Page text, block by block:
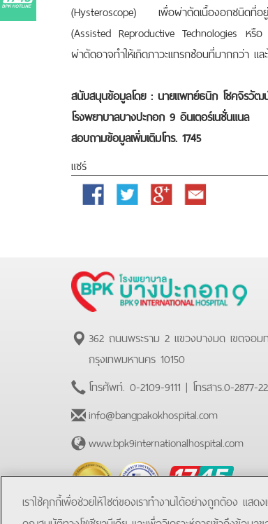
(Hysteroscope) เพื่อผ่าตัดเนื้องอกชนิดที่อยู่
(Assisted Reproductive Technologies หรื
ผ่าตัดอาจทำให้เกิดภาวะแทรกซ้อนที่มากกว่า แล
สนับสนุนข้อมูลโดย : นายแพทย์ธนิก โชคจิรวัฒ
โรงพยาบาลบางปะกอก 9 อินเตอร์เนชั่นแนล
สอบถามข้อมูลเพิ่มเติมโทร. 1745
แชร์
Facebook Twitter
Google
Email
362 ถนนพระราม 2 แขวงบางมด เขตจอม
กรุงเทพมหานคร 10150
โทรศัพท์. 0-2109-9111 | โทรสาร.0-2877-
info@bangpakokhospital.com
www.bpk9internationalhospital.com
BPK
Hotline
เราใช้คุกกี้เพื่อช่วยให้ไซต์ของเราทำงานได้อย่างถูกต้อง แส